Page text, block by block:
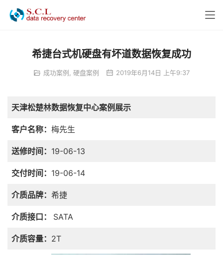
希捷台式机硬盘有坏道数据恢复成功
成功案例 硬盘案例 2019年6月14日 上午9:37
天津松楚林数据恢复中心案例展示
客户名称： 梅先生
送修时间： 19-06-13
交付时间： 19-06-14
介质品牌： 希捷
介质接口： SATA
介质容量： 2T